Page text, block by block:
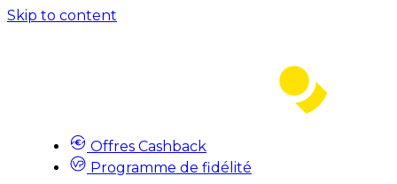
Skip to content
Offres Cashback
Programme de fidélité